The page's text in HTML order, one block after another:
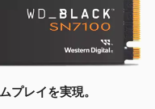
プレイを実現。